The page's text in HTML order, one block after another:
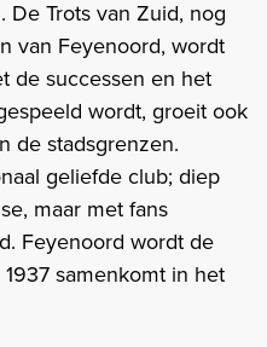
Trots van Zuid, nog
van Feyenoord, wordt
de successen en het
wordt, groeit ook
de stadsgrenzen.
geliefde club; diep
maar met fans
Feyenoord wordt de
samenkomt in het